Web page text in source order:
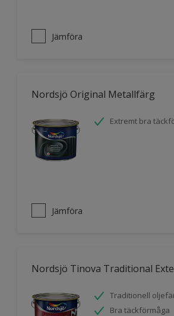
Jämföra
Nordsjö Original Metallfärg
Extremt bra
Jämföra
Nordsjö Tinova Traditional
Traditionell
Bra täckförmåga